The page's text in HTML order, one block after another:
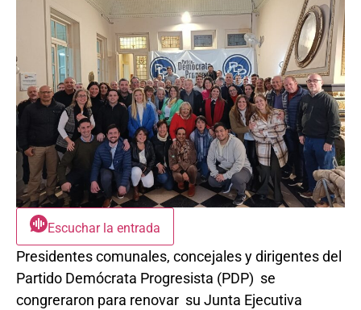
Escuchar la entrada
Presidentes comunales, concejales y dirigentes del
Partido Demócrata Progresista (PDP) se
congreraron para renovar su Junta Ejecutiva